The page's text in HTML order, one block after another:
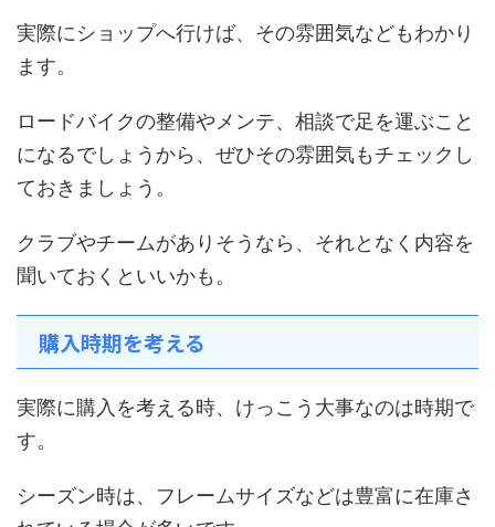
実際にショップへ行けば、その雰囲気などもわかり
ます。
ロードバイクの整備やメンテ、相談で足を運ぶこと
になるでしょうから、ぜひその雰囲気もチェックし
ておきましょう。
クラブやチームがありそうなら、それとなく内容を
聞いておくといいかも。
購入時期を考える
実際に購入を考える時、けっこう大事なのは時期で
す。
シーズン時は、フレームサイズなどは豊富に在庫さ